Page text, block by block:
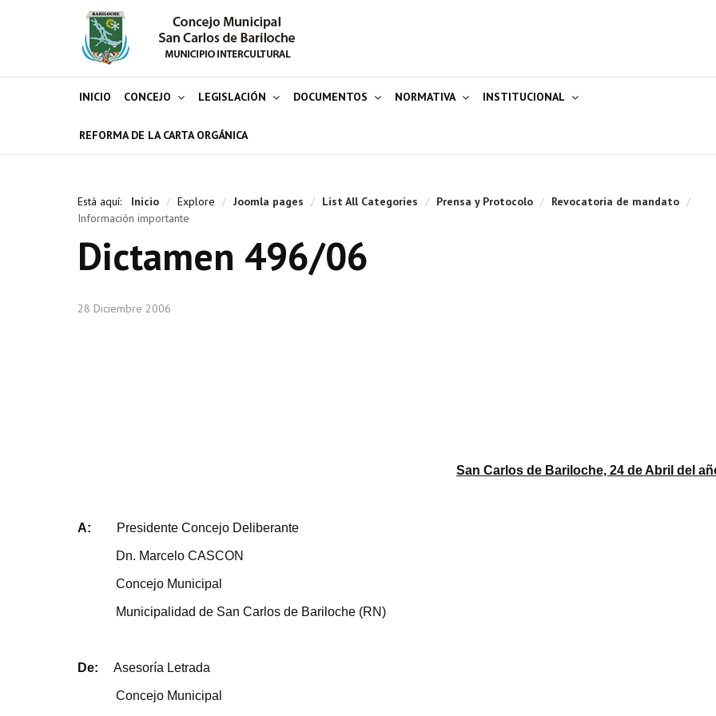
INICIO CONCEJO LEGISLACIÓN DOCUMENTOS NORMATIVA INSTITUCIONAL
REFORMA DE LA CARTA ORGÁNICA
Está aquí: Inicio / Explore / Joomla pages / List All Categories / Prensa y Protocolo / Revocatoria de mandato /
Información importante
Dictamen 496/06
28 Diciembre 2006
San Carlos de Bariloche, 24 de Abril del
A: Presidente Concejo Deliberante
Dn. Marcelo CASCON
Concejo Municipal
Municipalidad de San Carlos de Bariloche (RN)
De: Asesoría Letrada
Concejo Municipal